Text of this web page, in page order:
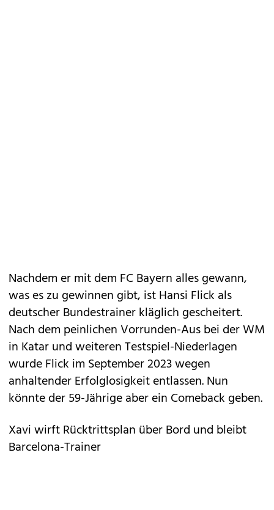
Nachdem er mit dem FC Bayern alles gewann,
was es zu gewinnen gibt, ist Hansi Flick als
deutscher Bundestrainer kläglich gescheitert.
Nach dem peinlichen Vorrunden-Aus bei der WM
in Katar und weiteren Testspiel-Niederlagen
wurde Flick im September 2023 wegen
anhaltender Erfolglosigkeit entlassen. Nun
könnte der 59-Jährige aber ein Comeback geben.
Xavi wirft Rücktrittsplan über Bord und bleibt
Barcelona-Trainer